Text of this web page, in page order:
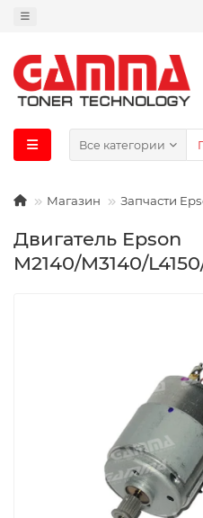
Все категории
Магазин Запчасти
Двигатель Epson
M2140/M3140/